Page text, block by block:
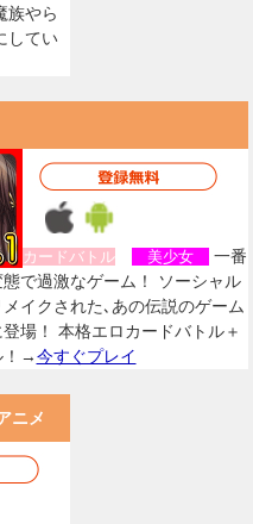
族やら
してい
カードバトル 美少女
一番
で過激なゲーム！ ソーシャル
イクされた､あの伝説のゲーム
場！ 本格エロカードバトル＋
！→今すぐプレイ
ニメ